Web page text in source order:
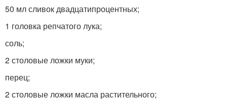
50 мл сливок двадцатипроцентных;
1 головка репчатого лука;
соль;
2 столовые ложки муки;
перец;
2 столовые ложки масла растительного;